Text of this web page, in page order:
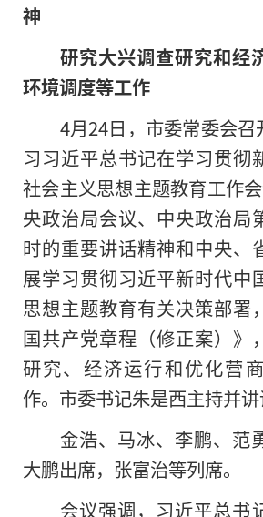
神
研究大兴调查研究和经
环境调度等工作
4月24日，市委常委会
习习近平总书记在学习贯彻
社会主义思想主题教育工作
央政治局会议、中央政治局
时的重要讲话精神和中央、
展学习贯彻习近平新时代中
思想主题教育有关决策部署
国共产党章程（修正案）》
研究、经济运行和优化营
作。市委书记朱是西主持并讲
金浩、马冰、李鹏、范
大鹏出席，张富治等列席。
会议强调， 习近平总书